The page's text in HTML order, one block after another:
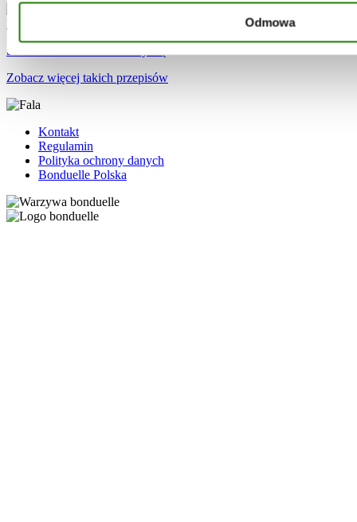
Odmowa
Sałatka brokułowa z kukurydzą
Zobacz więcej takich przepisów
Kontakt
Regulamin
Polityka ochrony danych
Bonduelle Polska